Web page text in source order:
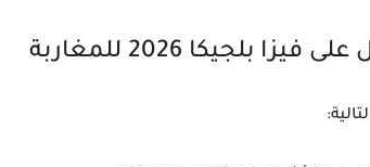
2026 للمغاربة